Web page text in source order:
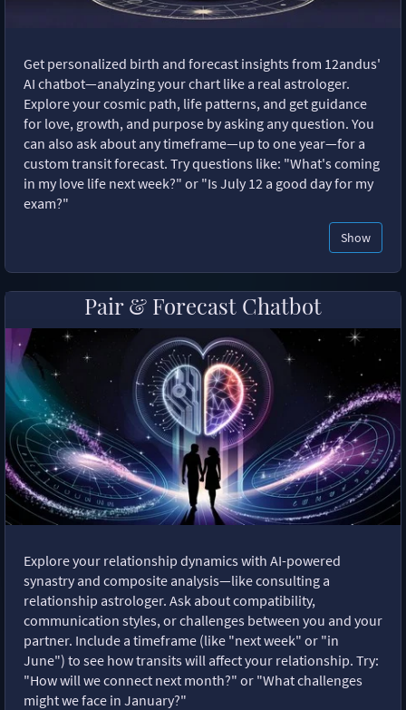
Get personalized birth and forecast insights from 12andus'
AI chatbot—analyzing your chart like a real astrologer.
Explore your cosmic path, life patterns, and get guidance
for love, growth, and purpose by asking any question. You
can also ask about any timeframe—up to one year—for a
custom transit forecast. Try questions like: "What's coming
in my love life next week?" or "Is July 12 a good day for my
exam?"
Show
Pair & Forecast Chatbot
Explore your relationship dynamics with AI-powered
synastry and composite analysis—like consulting a
relationship astrologer. Ask about compatibility,
communication styles, or challenges between you and your
partner. Include a timeframe (like "next week" or "in
June") to see how transits will affect your relationship. Try:
"How will we connect next month?" or "What challenges
might we face in January?"